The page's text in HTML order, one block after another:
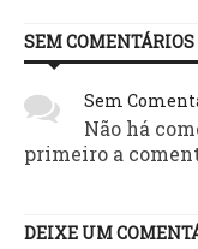
SEM COMENTÁRIOS
Sem
Não há
primeiro a
DEIXE UM